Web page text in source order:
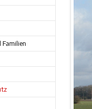
Familien